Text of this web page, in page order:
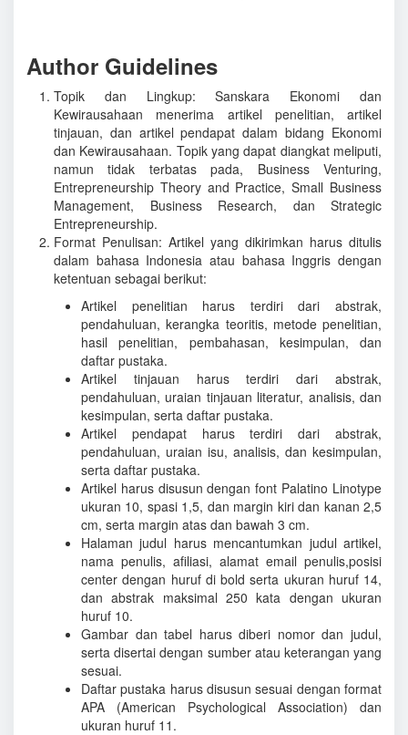
Author Guidelines
Topik dan Lingkup: Sanskara Ekonomi dan
Kewirausahaan menerima artikel penelitian, artikel
tinjauan, dan artikel pendapat dalam bidang Ekonomi
dan Kewirausahaan. Topik yang dapat diangkat meliputi,
namun tidak terbatas pada, Business Venturing,
Entrepreneurship Theory and Practice, Small Business
Management, Business Research, dan Strategic
Entrepreneurship.
Format Penulisan: Artikel yang dikirimkan harus ditulis
dalam bahasa Indonesia atau bahasa Inggris dengan
ketentuan sebagai berikut:
Artikel penelitian harus terdiri dari abstrak,
pendahuluan, kerangka teoritis, metode penelitian,
hasil penelitian, pembahasan, kesimpulan, dan
daftar pustaka.
Artikel tinjauan harus terdiri dari abstrak,
pendahuluan, uraian tinjauan literatur, analisis, dan
kesimpulan, serta daftar pustaka.
Artikel pendapat harus terdiri dari abstrak,
pendahuluan, uraian isu, analisis, dan kesimpulan,
serta daftar pustaka.
Artikel harus disusun dengan font Palatino Linotype
ukuran 10, spasi 1,5, dan margin kiri dan kanan 2,5
cm, serta margin atas dan bawah 3 cm.
Halaman judul harus mencantumkan judul artikel,
nama penulis, afiliasi, alamat email penulis,posisi
center dengan huruf di bold serta ukuran huruf 14,
dan abstrak maksimal 250 kata dengan ukuran
huruf 10.
Gambar dan tabel harus diberi nomor dan judul,
serta disertai dengan sumber atau keterangan yang
sesuai.
Daftar pustaka harus disusun sesuai dengan format
APA (American Psychological Association) dan
ukuran huruf 11.